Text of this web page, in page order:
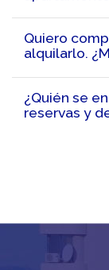
Quiero
alquilarlo.
¿Quién se
reservas y